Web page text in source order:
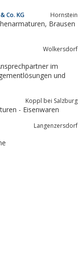
Co. KG Hornstein
Brausen
Wolkersdorf
im
Koppl bei Salzburg
- Eisenwaren
Langenzersdorf